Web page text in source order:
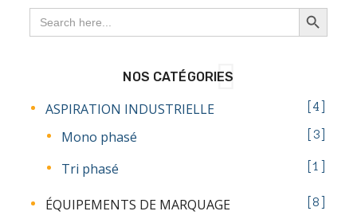
Search
for:
SEARCH BUTTON
NOS CATÉGORIES
ASPIRATION INDUSTRIELLE 4
Mono phasé 3
Tri phasé 1
ÉQUIPEMENTS DE MARQUAGE 8